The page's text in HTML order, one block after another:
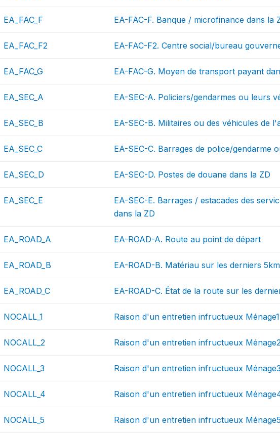
EA_FAC_F EA-FAC-F. Banque / microfinance dans la
EA_FAC_F2 EA-FAC-F2. Centre social/bureau
EA_FAC_G EA-FAC-G. Moyen de transport payant
EA_SEC_A EA-SEC-A. Policiers/gendarmes ou leurs
EA_SEC_B EA-SEC-B. Militaires ou des véhicules de
EA_SEC_C EA-SEC-C. Barrages de police/gendarme
EA_SEC_D EA-SEC-D. Postes de douane dans la ZD
EA_SEC_E
EA-SEC-E. Barrages / estacades des
dans la ZD
EA_ROAD_A EA-ROAD-A. Route au point de départ
EA_ROAD_B EA-ROAD-B. Matériau sur les derniers 5km
EA_ROAD_C EA-ROAD-C. État de la route sur les
NOCALL_1 Raison d'un entretien infructueux Ménage1
NOCALL_2 Raison d'un entretien infructueux
NOCALL_3 Raison d'un entretien infructueux Ménage3
NOCALL_4 Raison d'un entretien infructueux
NOCALL_5 Raison d'un entretien infructueux Ménage5